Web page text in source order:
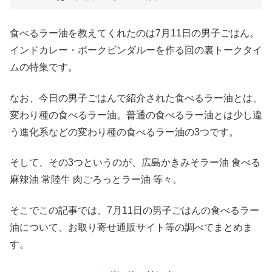
食べるラー油を教えてくれたのは7月11日の男子ごはん。
インドカレー・ポークビンダルーを作る回の裏トークタイ
ムの特集です。
なお、今日の男子ごはんで紹介された食べるラー油とは、
変わり種の食べるラー油。普通の食べるラー油とは少し違
う進化系などの変わり種の食べるラー油の3つです。
そして、その3つというのが、広島かきみそラー油 食べる
麻辣油 常陸牛 肉ごろっとラー油 等々。
そこでこの記事では、7月11日の男子ごはんの食べるラー
油について、お取り寄せ通販サイト等の調べてまとめま
す。